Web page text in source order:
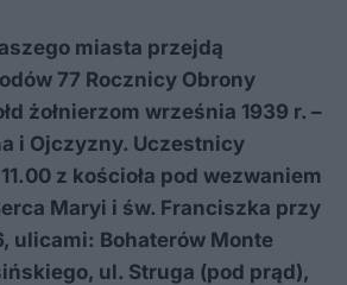
miasta przejdą
77 Rocznicy Obrony
żołnierzom września 1939 r. –
i Ojczyzny. Uczestnicy
z kościoła pod wezwaniem
Maryi i św. Franciszka przy
ulicami: Bohaterów Monte
ul. Struga (pod prąd),